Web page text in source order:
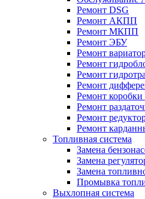
Ремонт DSG
Ремонт АКПП
Ремонт МКПП
Ремонт ЭБУ
Ремонт
Ремонт
Ремонт
Ремонт
Ремонт коробки
Ремонт
Ремонт
Ремонт
Топливная система
Замена
Замена
Замена
Промывка
Выхлопная система